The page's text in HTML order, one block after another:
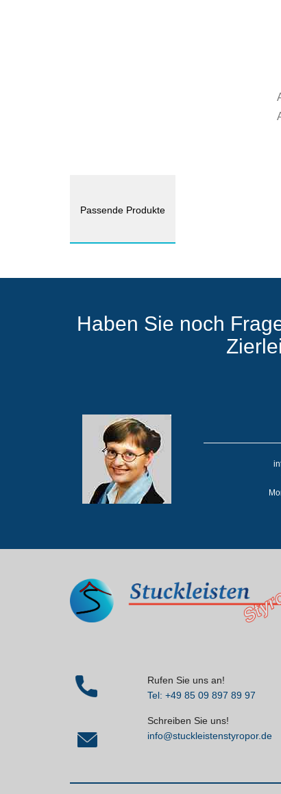
Passende Produkte
Haben Sie noch
Rufen Sie uns an!
Tel: +49 85 09 897 89 97
Schreiben Sie uns!
info@stuckleistenstyropor.de